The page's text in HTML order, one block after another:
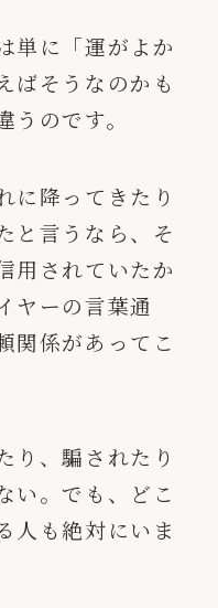
単に「運がよか
ばそうなのかも
のです。
に降ってきたり
と言うなら、そ
用されていたか
ヤーの言葉通
関係があってこ
り、騙されたり
い。でも、どこ
人も絶対にいま